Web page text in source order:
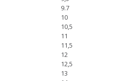
9.7
10
10,5
11
11,5
12
12,5
13